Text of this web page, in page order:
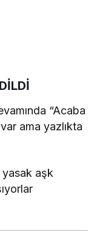
“Acaba
ama yazlıkta
yasak aşk